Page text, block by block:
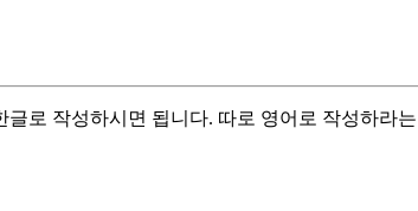
로 작성하시면 됩니다. 따로 영어로 작성하라